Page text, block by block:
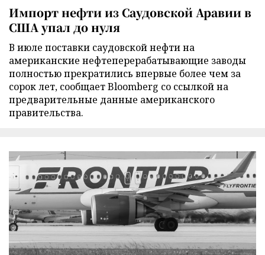
Импорт нефти из Саудовской Аравии в
США упал до нуля
В июле поставки саудовской нефти на
американские нефтеперерабатывающие заводы
полностью прекратились впервые более чем за
сорок лет, сообщает Bloomberg со ссылкой на
предварительные данные американского
правительства.